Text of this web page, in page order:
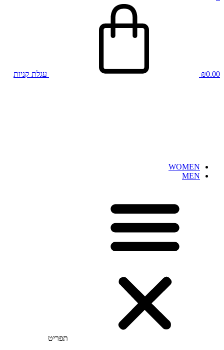
₪0.00 עגלת קניות
WOMEN
MEN
תפריט